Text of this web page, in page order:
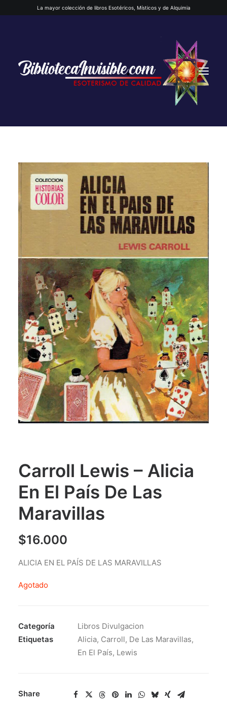
La mayor colección de libros Esotéricos, Místicos y de Alquimia
INICIO
QUIENES SOMOS
AUTORES DESTACADOS
GLOSARIO
CONTACTO
LOGIN / REGISTER
CART
Carroll Lewis – Alicia
En El País De Las
Maravillas
$16.000
ALICIA EN EL PAÍS DE LAS MARAVILLAS
Agotado
Categoría
Libros Divulgacion
Etiquetas
Alicia, Carroll, De Las Maravillas,
En El País, Lewis
Share